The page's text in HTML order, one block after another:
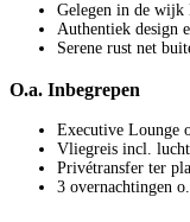
Gelegen in de wijk
Authentiek design
Serene rust net
O.a. Inbegrepen
Executive Lounge
Vliegreis incl.
Privétransfer ter
3 overnachtingen